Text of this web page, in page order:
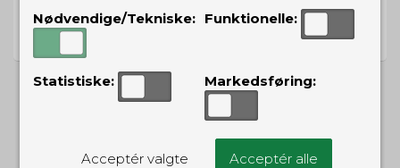
Vi har prisgaranti på alle produkter
ALTERNATIVE PRODUKTER
Nødvendige/Tekniske: Funktionelle:
Statistiske: Markedsføring:
Acceptér valgte Acceptér alle